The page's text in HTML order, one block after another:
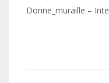
Dorine_muraille –